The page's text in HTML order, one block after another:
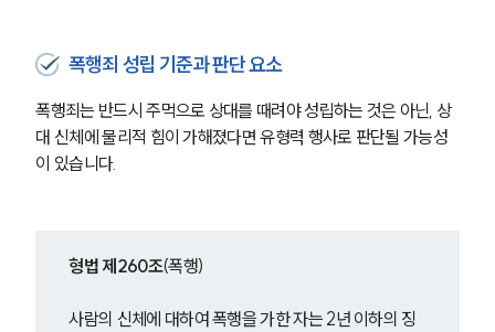
폭행죄 성립 기준과 판단 요소
폭행죄는 반드시 주먹으로 상대를 때려야 성립하는 것은 아닌, 상
대 신체에 물리적 힘이 가해졌다면 유형력 행사로 판단될 가능성
이 있습니다.
형법 제260조(폭행)
사람의 신체에 대하여 폭행을 가한 자는 2년 이하의 징